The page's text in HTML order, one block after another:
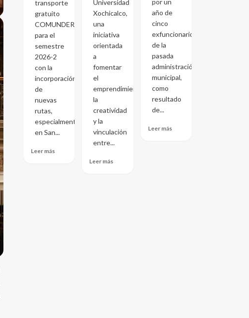
transporte
gratuito
COMUNDER
para el
semestre
2026-2
con la
incorporación
de
nuevas
rutas,
especialmente
en San...
Leer más
Universidad
Xochicalco,
una
iniciativa
orientada
a
fomentar
el
emprendimiento,
la
creatividad
y la
vinculación
entre...
Leer más
año de
cinco
exfuncionarios
de la
pasada
administración
municipal,
como
resultado
de...
Leer más